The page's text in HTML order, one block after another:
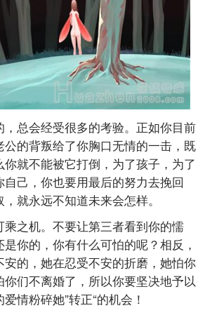
总会经受很多的考验。正如你目前
公的背叛给了你胸口无情的一击，既
就不能被它打倒，为了孩子，为了
己，你也要用最后的努力去挽回
就永远不知道未来会怎样。
之机。不要让第三者看到你的懦
你的，你有什么可怕的呢？相反，
的，她在忍受不安的折磨，她怕你
们不离婚了，所以你要坚决地予以
情粉碎她”转正“的机会！